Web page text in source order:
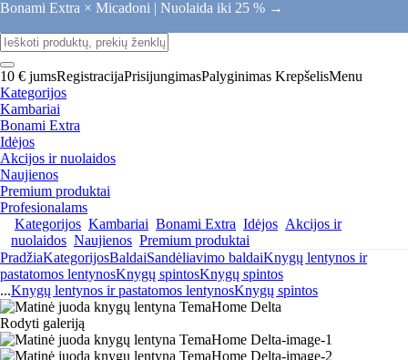
Bonami Extra × Micadoni | Nuolaida iki 25 % →
10 € jumsRegistracijaPrisijungimasPalyginimas KrepšelisMenu
Kategorijos
Kambariai
Bonami Extra
Idėjos
Akcijos ir nuolaidos
Naujienos
Premium produktai
Profesionalams
Kategorijos Kambariai Bonami Extra Idėjos Akcijos ir
nuolaidos Naujienos Premium produktai
PradžiaKategorijosBaldaiSandėliavimo baldaiKnygų lentynos ir
pastatomos lentynosKnygų spintosKnygų spintos
...Knygų lentynos ir pastatomos lentynosKnygų spintos
Rodyti galeriją